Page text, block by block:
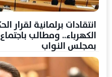
انتقادات برلمانية لقرار
الكهرباء.. ومطالب
بمجلس النواب